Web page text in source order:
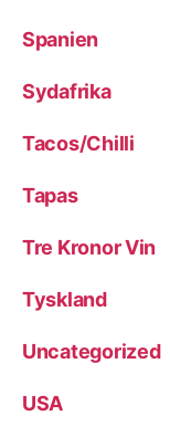
Spanien
Sydafrika
Tacos/Chilli
Tapas
Tre Kronor Vin
Tyskland
Uncategorized
USA